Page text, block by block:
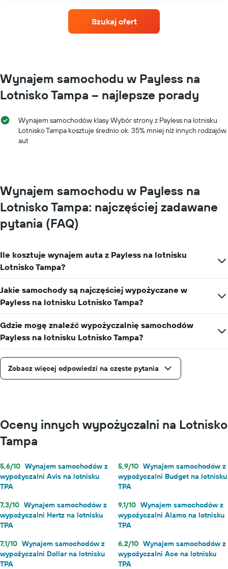
wynajem
samochodu
X
przedstawiającą
Wykres
ma
cenę
za
wynajem
samochodu
na
Szukaj ofert
Wynajem samochodu w Payless na
Lotnisko Tampa – najlepsze porady
Wynajem samochodów klasy Wybór strony z Payless na lotnisku
Lotnisko Tampa kosztuje średnio ok. 35% mniej niż innych rodzajów
aut
Wynajem samochodu w Payless na
Lotnisko Tampa: najczęściej zadawane
pytania (FAQ)
Ile kosztuje wynajem auta z Payless na lotnisku
Lotnisko Tampa?
Jakie samochody są najczęściej wypożyczane w
Payless na lotnisku Lotnisko Tampa?
Gdzie mogę znaleźć wypożyczalnię samochodów
Payless na lotnisku Lotnisko Tampa?
Zobacz więcej odpowiedzi na częste pytania
Oceny innych wypożyczalni na Lotnisko
Tampa
5,6/10 Wynajem samochodów z
wypożyczalni Avis na lotnisku
TPA
5,9/10 Wynajem samochodów z
wypożyczalni Budget na lotnisku
TPA
7,3/10 Wynajem samochodów z
wypożyczalni Hertz na lotnisku
TPA
9,1/10 Wynajem samochodów z
wypożyczalni Alamo na lotnisku
TPA
7,1/10 Wynajem samochodów z
wypożyczalni Dollar na lotnisku
TPA
6,2/10 Wynajem samochodów z
wypożyczalni Ace na lotnisku
TPA